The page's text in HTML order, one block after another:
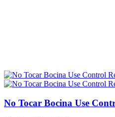
No Tocar Bocina Use